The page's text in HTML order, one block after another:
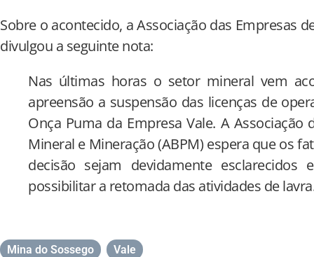
Sobre o acontecido, a Associação das Empresas
divulgou a seguinte nota:
Nas últimas horas o setor mineral vem
apreensão a suspensão das licenças de
Onça Puma da Empresa Vale. A Associação
Mineral e Mineração (ABPM) espera que os
decisão sejam devidamente
possibilitar a retomada das atividades de
Mina do Sossego Vale